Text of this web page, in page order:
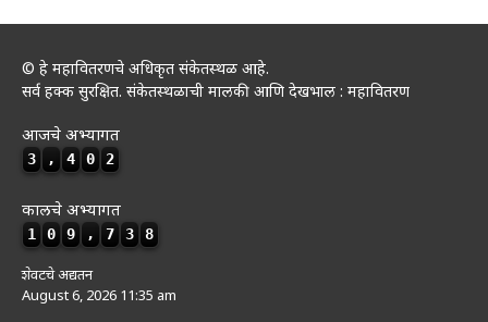
© हे महावितरणचे अधिकृत संकेतस्थळ आहे.
सर्व हक्क सुरक्षित. संकेतस्थळाची मालकी आणि देखभाल : महावितरण
आजचे अभ्यागत
3 , 4 0 2
कालचे अभ्यागत
1 0 9 , 7 3 8
शेवटचे अद्यतन
August 6, 2026 11:35 am